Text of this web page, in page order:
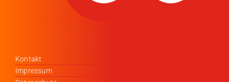
Kontakt
Impressum